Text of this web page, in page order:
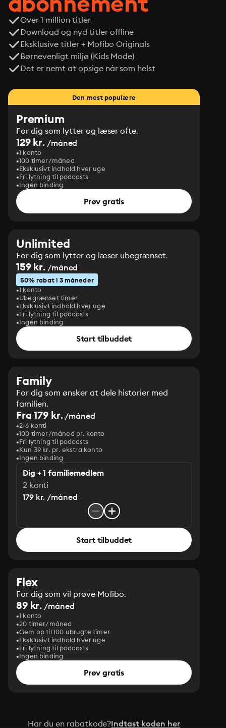
Over 1 million titler
Download og nyd titler offline
Eksklusive titler + Mofibo Originals
Børnevenligt miljø (Kids Mode)
Det er nemt at opsige når som helst
Den mest populære
Premium
For dig som lytter og læser ofte.
129 kr. /måned
1 konto
100 timer/måned
Eksklusivt indhold hver uge
Fri lytning til podcasts
Ingen binding
Prøv gratis
Unlimited
For dig som lytter og læser ubegrænset.
159 kr. /måned
50% rabat i 3 måneder
1 konto
Ubegrænset timer
Eksklusivt indhold hver uge
Fri lytning til podcasts
Ingen binding
Start tilbuddet
Family
For dig som ønsker at dele historier med
familien.
Fra 179 kr./måned
2-6 konti
100 timer/måned pr. konto
Fri lytning til podcasts
Kun 39 kr. pr. ekstra konto
Ingen binding
Dig + 1 familiemedlem
2 konti
179 kr. /måned
Start tilbuddet
Flex
For dig som vil prøve Mofibo.
89 kr. /måned
1 konto
20 timer/måned
Gem op til 100 ubrugte timer
Eksklusivt indhold hver uge
Fri lytning til podcasts
Ingen binding
Prøv gratis
Har du en rabatkode?Indtast koden her